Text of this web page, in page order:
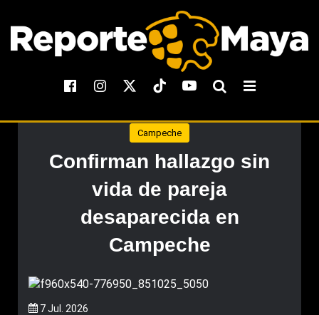
Campeche
Confirman hallazgo sin
vida de pareja
desaparecida en
Campeche
7 Jul. 2026